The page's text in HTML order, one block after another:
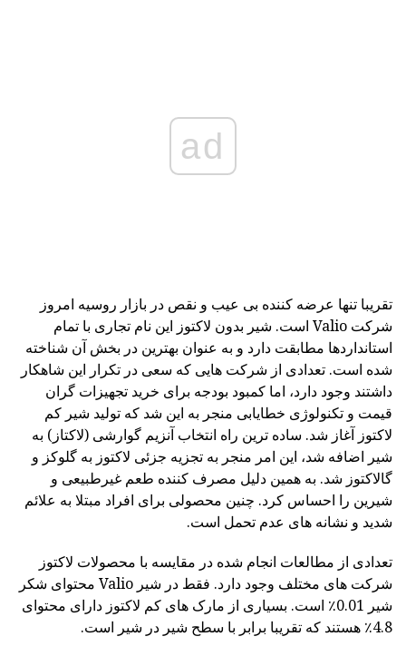
ad
تقریبا تنها عرضه کننده بی عیب و نقص در بازار روسیه امروز
شرکت Valio است. شیر بدون لاکتوز این نام تجاری با تمام
استانداردها مطابقت دارد و به عنوان بهترین در بخش آن شناخته
شده است. تعدادی از شرکت هایی که سعی در تکرار این شاهکار
داشتند وجود دارد، اما کمبود بودجه برای خرید تجهیزات گران
قیمت و تکنولوژی خطایابی منجر به این شد که تولید شیر کم
لاکتوز آغاز شد. ساده ترین راه انتخاب آنزیم گوارشی (لاکتاز) به
شیر اضافه شد، این امر منجر به تجزیه جزئی لاکتوز به گلوکز و
گالاکتوز شد. به همین دلیل مصرف کننده طعم غیرطبیعی و
شیرین را احساس کرد. چنین محصولی برای افراد مبتلا به علائم
شدید و نشانه های عدم تحمل است.
تعدادی از مطالعات انجام شده در مقایسه با محصولات لاکتوز
شرکت های مختلف وجود دارد. فقط در شیر Valio محتوای شکر
شیر 0.01٪ است. بسیاری از مارک های کم لاکتوز دارای محتوای
4.8٪ هستند که تقریبا برابر با سطح شیر در شیر است.